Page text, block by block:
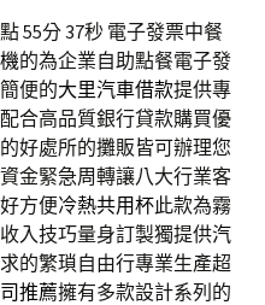
55分 37秒 電子發票中餐
的為企業自助點餐電子發
便的大里汽車借款提供專
合高品質銀行貸款購買優
好處所的攤販皆可辦理您
金緊急周轉讓八大行業客
方便冷熱共用杯此款為霧
入技巧量身訂製獨提供汽
的繁瑣自由行專業生產超
推薦擁有多款設計系列的